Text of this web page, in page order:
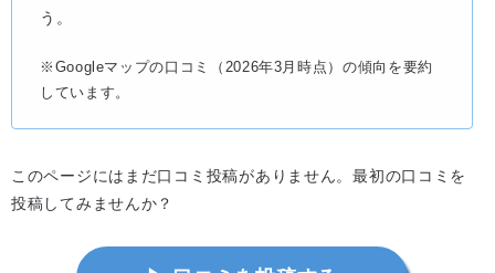
う。
※Googleマップの口コミ（2026年3月時点）の傾向を要約
しています。
このページにはまだ口コミ投稿がありません。最初の口コミを
投稿してみませんか？